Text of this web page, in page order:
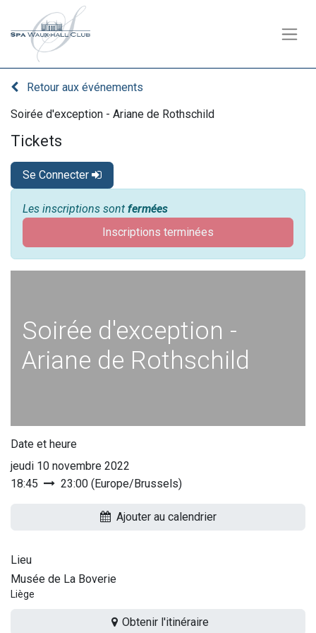
Retour aux événements
Soirée d'exception - Ariane de Rothschild
Tickets
Se Connecter
Les inscriptions sont fermées
Inscriptions terminées
Soirée d'exception -
Ariane de Rothschild
Date et heure
jeudi 10 novembre 2022
18:45
23:00 (Europe/Brussels)
Ajouter au calendrier
Lieu
Musée de La Boverie
Liège
Obtenir l'itinéraire